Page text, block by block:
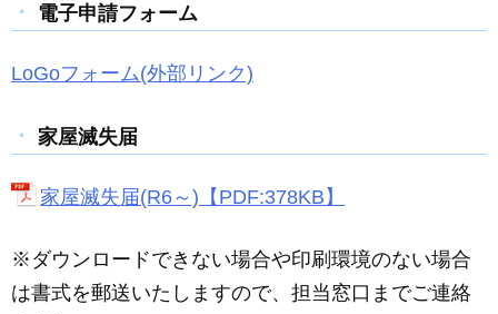
電子申請フォーム
LoGoフォーム(外部リンク)
家屋滅失届
家屋滅失届(R6～)【PDF:378KB】
※ダウンロードできない場合や印刷環境のない場合
は書式を郵送いたしますので、担当窓口までご連絡